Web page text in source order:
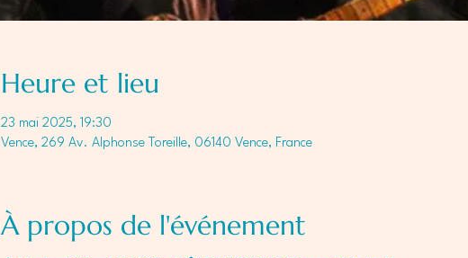
Heure et lieu
23 mai 2025, 19:30
Vence, 269 Av. Alphonse Toreille, 06140 Vence, France
À propos de l'événement